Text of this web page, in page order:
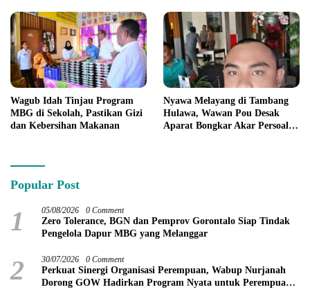
Wagub Idah Tinjau Program
MBG di Sekolah, Pastikan Gizi
dan Kebersihan Makanan
Nyawa Melayang di Tambang
Hulawa, Wawan Pou Desak
Aparat Bongkar Akar Persoalan
Popular Post
1 05/08/2026 0 Comment
Zero Tolerance, BGN dan Pemprov Gorontalo Siap Tindak
Pengelola Dapur MBG yang Melanggar
2 30/07/2026 0 Comment
Perkuat Sinergi Organisasi Perempuan, Wabup Nurjanah
Dorong GOW Hadirkan Program Nyata untuk Perempuan